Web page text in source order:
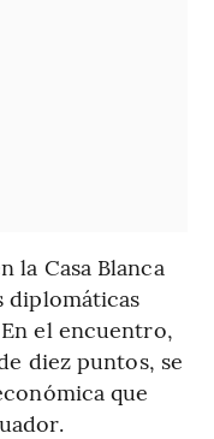
la Casa Blanca
diplomáticas
el encuentro,
diez puntos, se
que